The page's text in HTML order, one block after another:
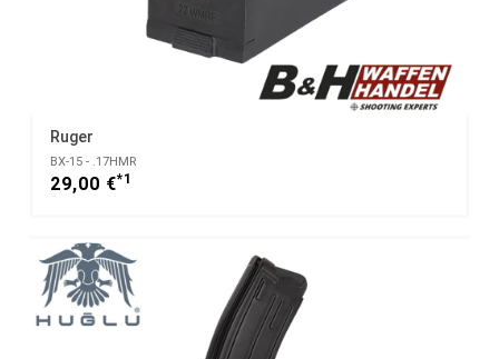
Ruger
BX-15 - .17HMR
29,00 €*1